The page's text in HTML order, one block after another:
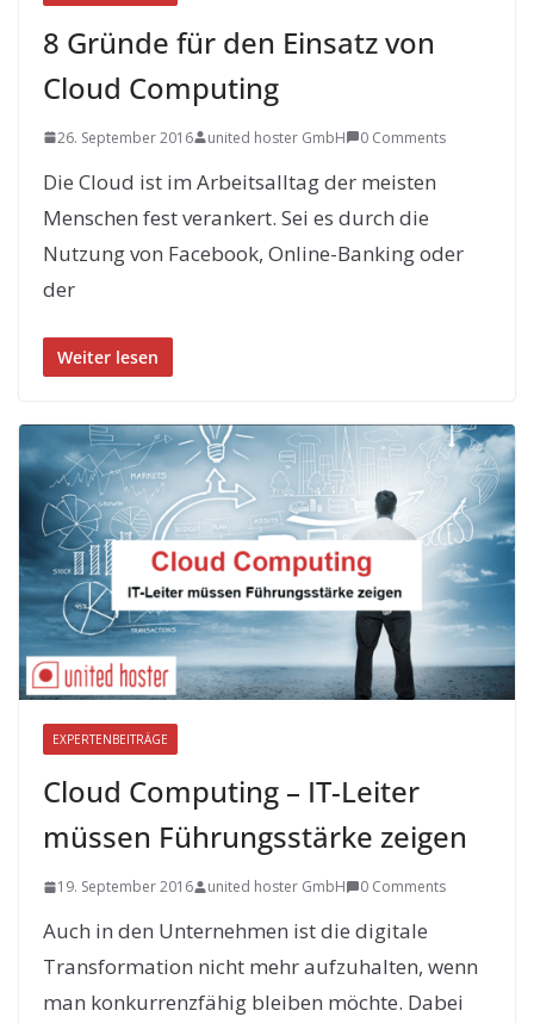
8 Gründe für den Einsatz von
Cloud Computing
26. September 2016 united hoster GmbH 0 Comments
Die Cloud ist im Arbeitsalltag der meisten
Menschen fest verankert. Sei es durch die
Nutzung von Facebook, Online-Banking oder
der
Weiter lesen
EXPERTENBEITRÄGE
Cloud Computing – IT-Leiter
müssen Führungsstärke zeigen
19. September 2016 united hoster GmbH 0 Comments
Auch in den Unternehmen ist die digitale
Transformation nicht mehr aufzuhalten, wenn
man konkurrenzfähig bleiben möchte. Dabei